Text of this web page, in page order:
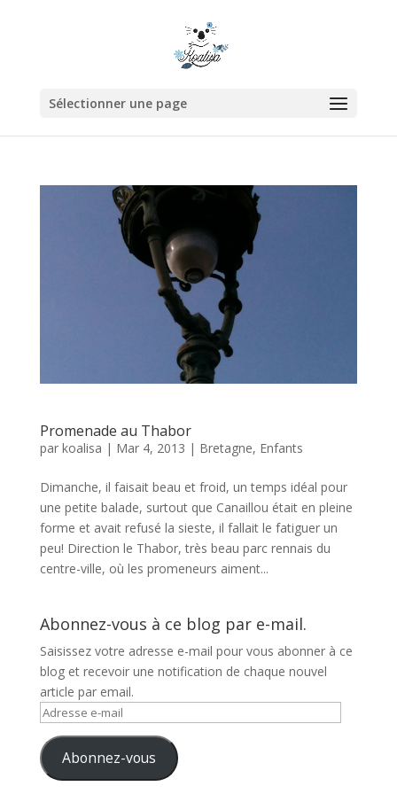
Sélectionner une page
Promenade au Thabor
par koalisa | Mar 4, 2013 | Bretagne, Enfants
Dimanche, il faisait beau et froid, un temps idéal pour
une petite balade, surtout que Canaillou était en pleine
forme et avait refusé la sieste, il fallait le fatiguer un
peu! Direction le Thabor, très beau parc rennais du
centre-ville, où les promeneurs aiment...
Abonnez-vous à ce blog par e-mail.
Saisissez votre adresse e-mail pour vous abonner à ce
blog et recevoir une notification de chaque nouvel
article par email.
Adresse
mail Abonnez-vous